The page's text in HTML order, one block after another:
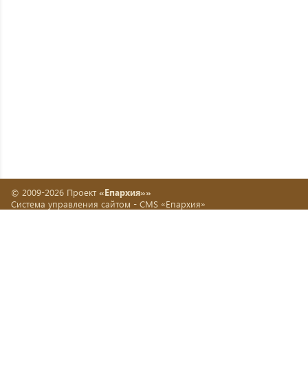
© 2009-2026 Проект «Епархия»»
Система управления сайтом - CMS «Епархия»